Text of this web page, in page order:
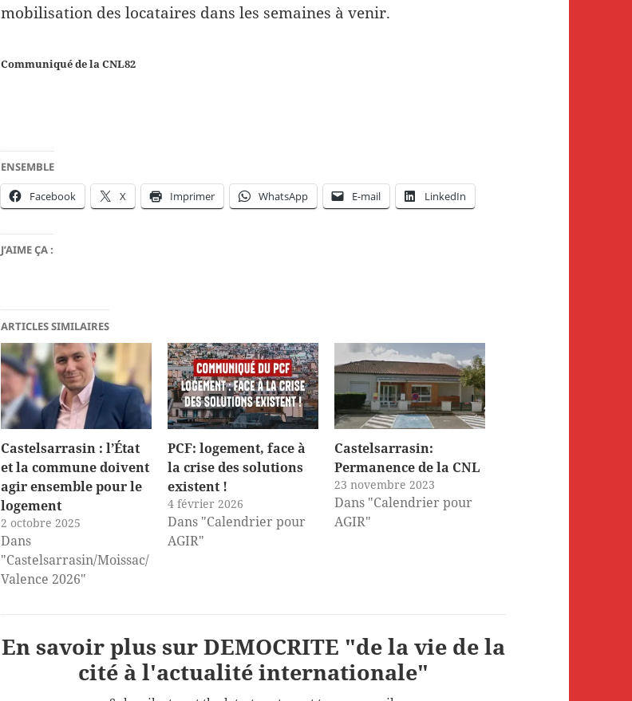
mobilisation des locataires dans les semaines à venir.
Communiqué de la CNL82
ENSEMBLE
Facebook X Imprimer WhatsApp E-mail LinkedIn
J’AIME ÇA :
ARTICLES SIMILAIRES
Castelsarrasin : l’État
et la commune doivent
agir ensemble pour le
logement
2 octobre 2025
Dans
"Castelsarrasin/Moissac/
Valence 2026"
PCF: logement, face à
la crise des solutions
existent !
4 février 2026
Dans "Calendrier pour
AGIR"
Castelsarrasin:
Permanence de la CNL
23 novembre 2023
Dans "Calendrier pour
AGIR"
En savoir plus sur DEMOCRITE "de la vie de la
cité à l'actualité internationale"